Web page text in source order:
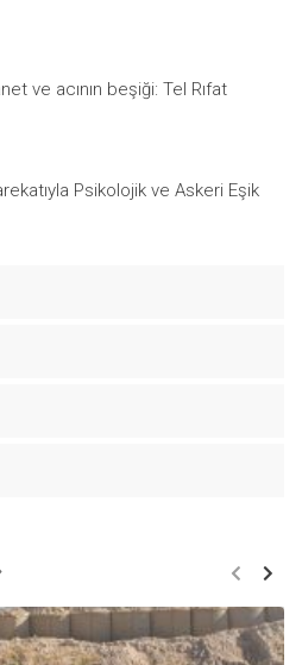
ve acının beşiği: Tel Rıfat
Psikolojik ve Askeri Eşik